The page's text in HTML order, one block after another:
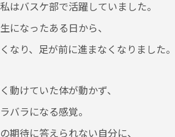
はバスケ部で活躍していました。
になったある日から、
なり、足が前に進まなくなりました。
動けていた体が動かず、
バラになる感覚。
期待に答えられない自分に、